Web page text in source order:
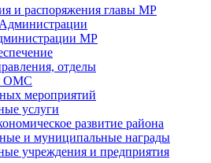
и распоряжения главы МР
МР
отделы
ОМС
мероприятий
услуги
развитие района
и муниципальные награды
учреждения и предприятия